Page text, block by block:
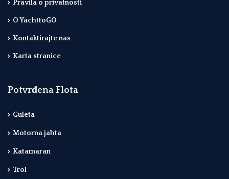
Pravila o privatnosti
O YachttoGO
Kontaktirajte nas
Karta stranice
Potvrđena Flota
Guleta
Motorna jahta
Katamaran
Trol